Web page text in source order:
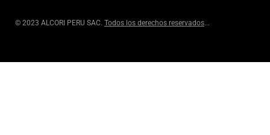
© 2023 ALCORI PERU SAC. Todos los derechos reservados...